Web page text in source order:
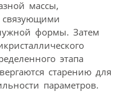
массы,
формы. Затем
этапа
старению для
параметров.